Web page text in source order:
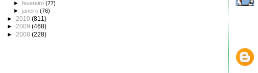
►fevereiro(77)
►janeiro(76)
► 2010 (811)
► 2009 (468)
► 2008 (228)